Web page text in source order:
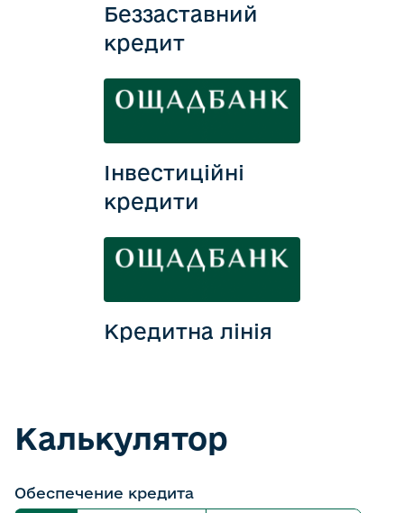
Беззаставний
кредит
Інвестиційні
кредити
Кредитна лінія
Калькулятор
Обеспечение кредита